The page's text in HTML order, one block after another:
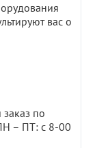
вас о
по
– ПТ: с 8-00